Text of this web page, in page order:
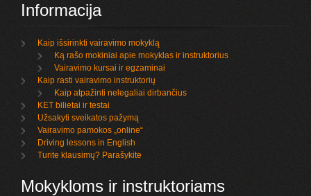
Informacija
Kaip išsirinkti vairavimo mokyklą
Ką rašo mokiniai apie mokyklas ir instruktorius
Vairavimo kursai ir egzaminai
Kaip rasti vairavimo instruktorių
Kaip atpažinti nelegaliai dirbančius
KET bilietai ir testai
Užsakyti sveikatos pažymą
Vairavimo pamokos „online“
Driving lessons in English
Turite klausimų? Parašykite
Mokykloms ir instruktoriams